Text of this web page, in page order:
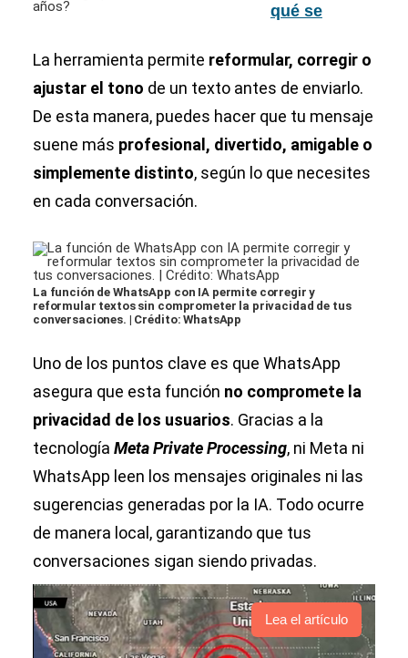
qué se
una
herramienta
de alto
riesgo para
menores de
18 años?
La herramienta permite reformular, corregir o
ajustar el tono de un texto antes de enviarlo.
De esta manera, puedes hacer que tu mensaje
suene más profesional, divertido, amigable o
simplemente distinto, según lo que necesites
en cada conversación.
La función de WhatsApp con IA permite corregir y
reformular textos sin comprometer la privacidad de tus
conversaciones. | Crédito: WhatsApp
Uno de los puntos clave es que WhatsApp
asegura que esta función no compromete la
privacidad de los usuarios. Gracias a la
tecnología Meta Private Processing, ni Meta ni
WhatsApp leen los mensajes originales ni las
sugerencias generadas por la IA. Todo ocurre
de manera local, garantizando que tus
conversaciones sigan siendo privadas.
Lea el artículo